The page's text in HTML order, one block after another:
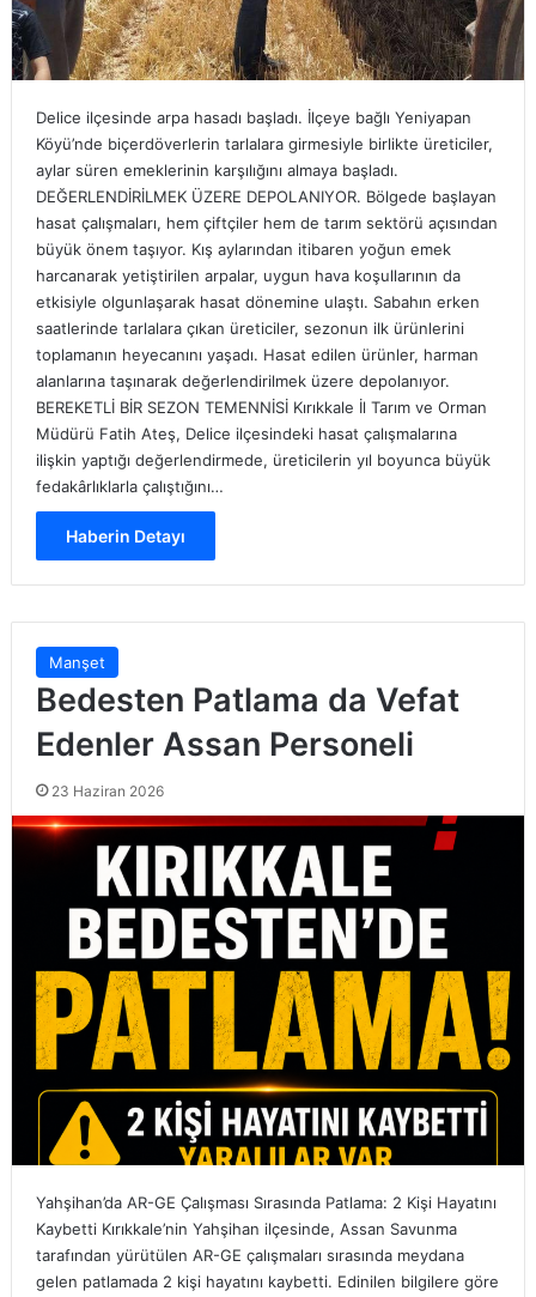
Delice ilçesinde arpa hasadı başladı. İlçeye bağlı Yeniyapan
Köyü’nde biçerdöverlerin tarlalara girmesiyle birlikte üreticiler,
aylar süren emeklerinin karşılığını almaya başladı.
DEĞERLENDİRİLMEK ÜZERE DEPOLANIYOR. Bölgede başlayan
hasat çalışmaları, hem çiftçiler hem de tarım sektörü açısından
büyük önem taşıyor. Kış aylarından itibaren yoğun emek
harcanarak yetiştirilen arpalar, uygun hava koşullarının da
etkisiyle olgunlaşarak hasat dönemine ulaştı. Sabahın erken
saatlerinde tarlalara çıkan üreticiler, sezonun ilk ürünlerini
toplamanın heyecanını yaşadı. Hasat edilen ürünler, harman
alanlarına taşınarak değerlendirilmek üzere depolanıyor.
BEREKETLİ BİR SEZON TEMENNİSİ Kırıkkale İl Tarım ve Orman
Müdürü Fatih Ateş, Delice ilçesindeki hasat çalışmalarına
ilişkin yaptığı değerlendirmede, üreticilerin yıl boyunca büyük
fedakârlıklarla çalıştığını…
Haberin Detayı
Manşet
Bedesten Patlama da Vefat
Edenler Assan Personeli
23 Haziran 2026
Yahşihan’da AR-GE Çalışması Sırasında Patlama: 2 Kişi Hayatını
Kaybetti Kırıkkale’nin Yahşihan ilçesinde, Assan Savunma
tarafından yürütülen AR-GE çalışmaları sırasında meydana
gelen patlamada 2 kişi hayatını kaybetti. Edinilen bilgilere göre